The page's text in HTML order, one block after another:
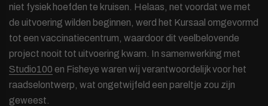
niet fysiek hoefden te kruisen. Helaas, net voordat we met
de uitvoering wilden beginnen, werd het Kursaal omgevormd
tot een vaccinatiecentrum, waardoor dit veelbelovende
project nooit tot uitvoering kwam. In samenwerking met
Studio100 en Fisheye waren wij verantwoordelijk voor het
raadselontwerp, wat ongetwijfeld een pareltje zou zijn
geweest.